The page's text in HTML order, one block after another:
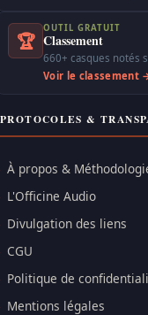
🏆
OUTIL GRATUIT
Classement
660+ casques notés
Voir le classement
PROTOCOLES &
À propos &
L'Officine Audio
Divulgation des liens
CGU
Politique de
Mentions légales